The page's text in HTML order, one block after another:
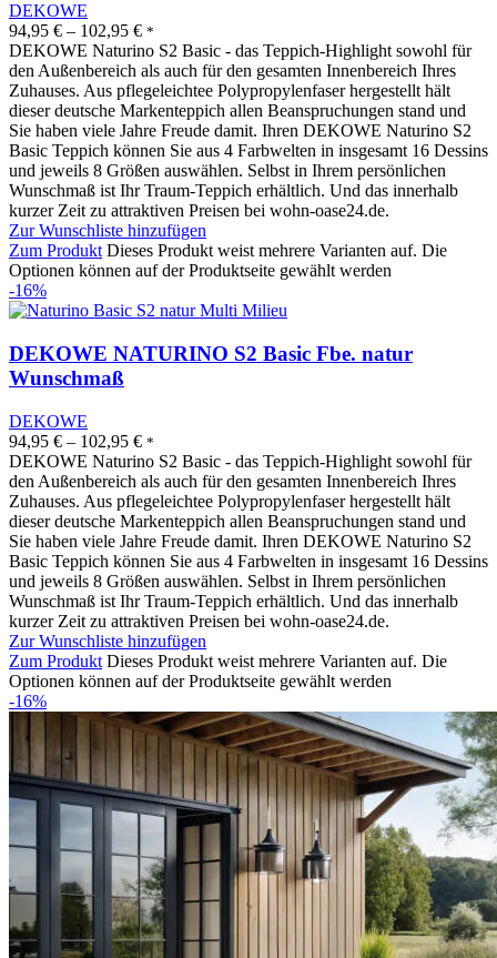
DEKOWE
94,95 € – 102,95 € *
DEKOWE Naturino S2 Basic - das Teppich-Highlight sowohl für
den Außenbereich als auch für den gesamten Innenbereich Ihres
Zuhauses. Aus pflegeleichtee Polypropylenfaser hergestellt hält
dieser deutsche Markenteppich allen Beanspruchungen stand und
Sie haben viele Jahre Freude damit. Ihren DEKOWE Naturino S2
Basic Teppich können Sie aus 4 Farbwelten in insgesamt 16 Dessins
und jeweils 8 Größen auswählen. Selbst in Ihrem persönlichen
Wunschmaß ist Ihr Traum-Teppich erhältlich. Und das innerhalb
kurzer Zeit zu attraktiven Preisen bei wohn-oase24.de.
Zur Wunschliste hinzufügen
Zum Produkt Dieses Produkt weist mehrere Varianten auf. Die
Optionen können auf der Produktseite gewählt werden
-16%
DEKOWE NATURINO S2 Basic Fbe. natur
Wunschmaß
DEKOWE
94,95 € – 102,95 € *
DEKOWE Naturino S2 Basic - das Teppich-Highlight sowohl für
den Außenbereich als auch für den gesamten Innenbereich Ihres
Zuhauses. Aus pflegeleichtee Polypropylenfaser hergestellt hält
dieser deutsche Markenteppich allen Beanspruchungen stand und
Sie haben viele Jahre Freude damit. Ihren DEKOWE Naturino S2
Basic Teppich können Sie aus 4 Farbwelten in insgesamt 16 Dessins
und jeweils 8 Größen auswählen. Selbst in Ihrem persönlichen
Wunschmaß ist Ihr Traum-Teppich erhältlich. Und das innerhalb
kurzer Zeit zu attraktiven Preisen bei wohn-oase24.de.
Zur Wunschliste hinzufügen
Zum Produkt Dieses Produkt weist mehrere Varianten auf. Die
Optionen können auf der Produktseite gewählt werden
-16%